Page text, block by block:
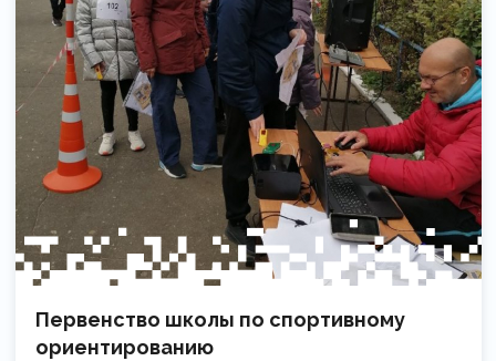
Первенство школы по спортивному
ориентированию